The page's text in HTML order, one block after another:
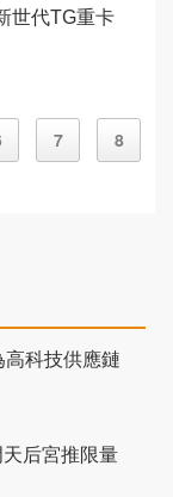
世代TG重卡
7
8
高科技供應鏈
后宮推限量